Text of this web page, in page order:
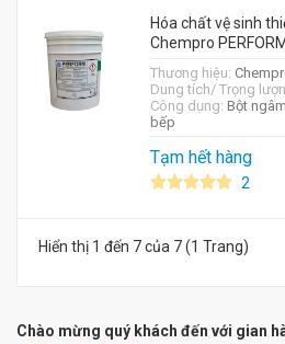
Hóa chất vệ sinh
Chempro PERFORM
Thương hiệu:
Dung tích/ Trọng
Công dụng: Bột
bếp
Tạm hết hàng
2
Hiển thị 1 đến 7 của 7 (1 Trang)
Chào mừng quý khách đến với gian